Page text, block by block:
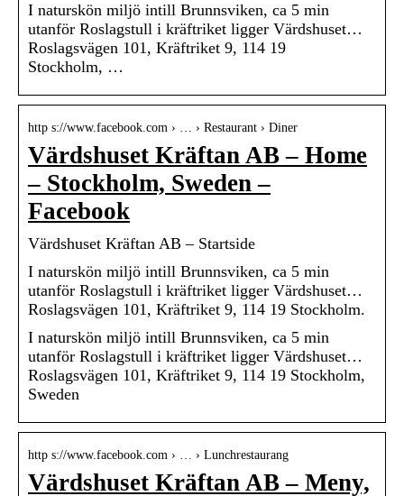
I naturskön miljö intill Brunnsviken, ca 5 min
utanför Roslagstull i kräftriket ligger Värdshuset…
Roslagsvägen 101, Kräftriket 9, 114 19
Stockholm, …
http s://www.facebook.com › … › Restaurant › Diner
Värdshuset Kräftan AB – Home
– Stockholm, Sweden –
Facebook
Värdshuset Kräftan AB – Startside
I naturskön miljö intill Brunnsviken, ca 5 min
utanför Roslagstull i kräftriket ligger Värdshuset…
Roslagsvägen 101, Kräftriket 9, 114 19 Stockholm.
I naturskön miljö intill Brunnsviken, ca 5 min
utanför Roslagstull i kräftriket ligger Värdshuset…
Roslagsvägen 101, Kräftriket 9, 114 19 Stockholm,
Sweden
http s://www.facebook.com › … › Lunchrestaurang
Värdshuset Kräftan AB – Meny,